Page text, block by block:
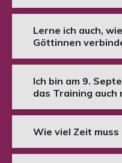
Lerne ich auch,
Göttinnen
Ich bin am 9.
das Training auch
Wie viel Zeit